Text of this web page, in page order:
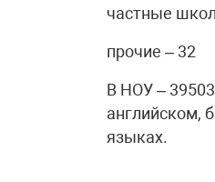
частные
прочие – 32
В НОУ –
английском,
языках.